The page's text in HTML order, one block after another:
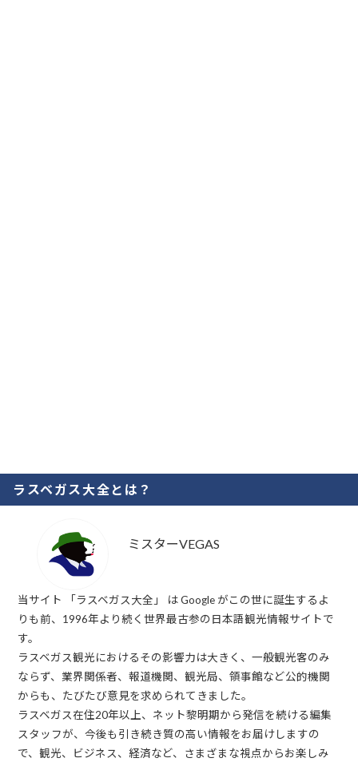
ラスベガス大全とは？
ミスターVEGAS
当サイト 「ラスベガス大全」 は Google がこの世に誕生するよ
りも前、1996年より続く世界最古参の日本語観光情報サイトで
す。
ラスベガス観光におけるその影響力は大きく、一般観光客のみ
ならず、業界関係者、報道機関、観光局、領事館など公的機関
からも、たびたび意見を求められてきました。
ラスベガス在住20年以上、ネット黎明期から発信を続ける編集
スタッフが、今後も引き続き質の高い情報をお届けしますの
で、観光、ビジネス、経済など、さまざまな視点からお楽しみ